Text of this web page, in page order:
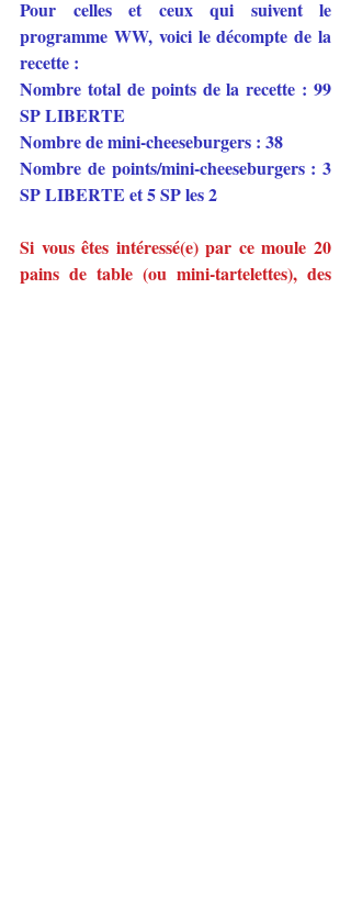
Pour celles et ceux qui suivent le
programme WW, voici le décompte de la
recette :
Nombre total de points de la recette : 99
SP LIBERTE
Nombre de mini-cheeseburgers : 38
Nombre de points/mini-cheeseburgers : 3
SP LIBERTE et 5 SP les 2
Si vous êtes intéressé(e) par ce moule 20
pains de table (ou mini-tartelettes), des